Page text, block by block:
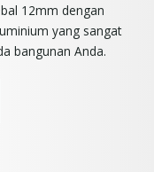
12mm dengan
yang sangat
bangunan Anda.